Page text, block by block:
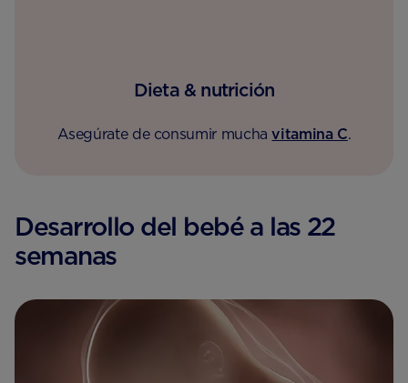
Dieta & nutrición
Asegúrate de consumir muchavitamina C.
Desarrollo del bebé a las 22
semanas